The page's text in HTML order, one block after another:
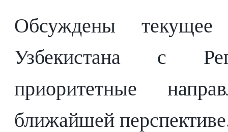
Обсуждены текущее
Узбекистана с
приоритетные
ближайшей